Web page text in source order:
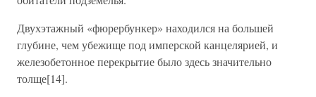
Двухэтажный «фюрербункер» находился на большей
глубине, чем убежище под имперской канцелярией, и
железобетонное перекрытие было здесь значительно
толще[14].